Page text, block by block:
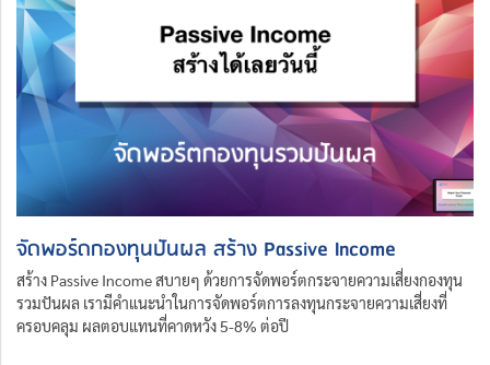
จัดพอร์ดกองทุนปันผล สร้าง Passive Income
สร้าง Passive Income สบายๆ ด้วยการจัดพอร์ตกระจายความเสี่ยงกองทุน
รวมปันผล เรามีคำแนะนำในการจัดพอร์ตการลงทุนกระจายความเสี่ยงที่
ครอบคลุม ผลตอบแทนที่คาดหวัง 5-8% ต่อปี